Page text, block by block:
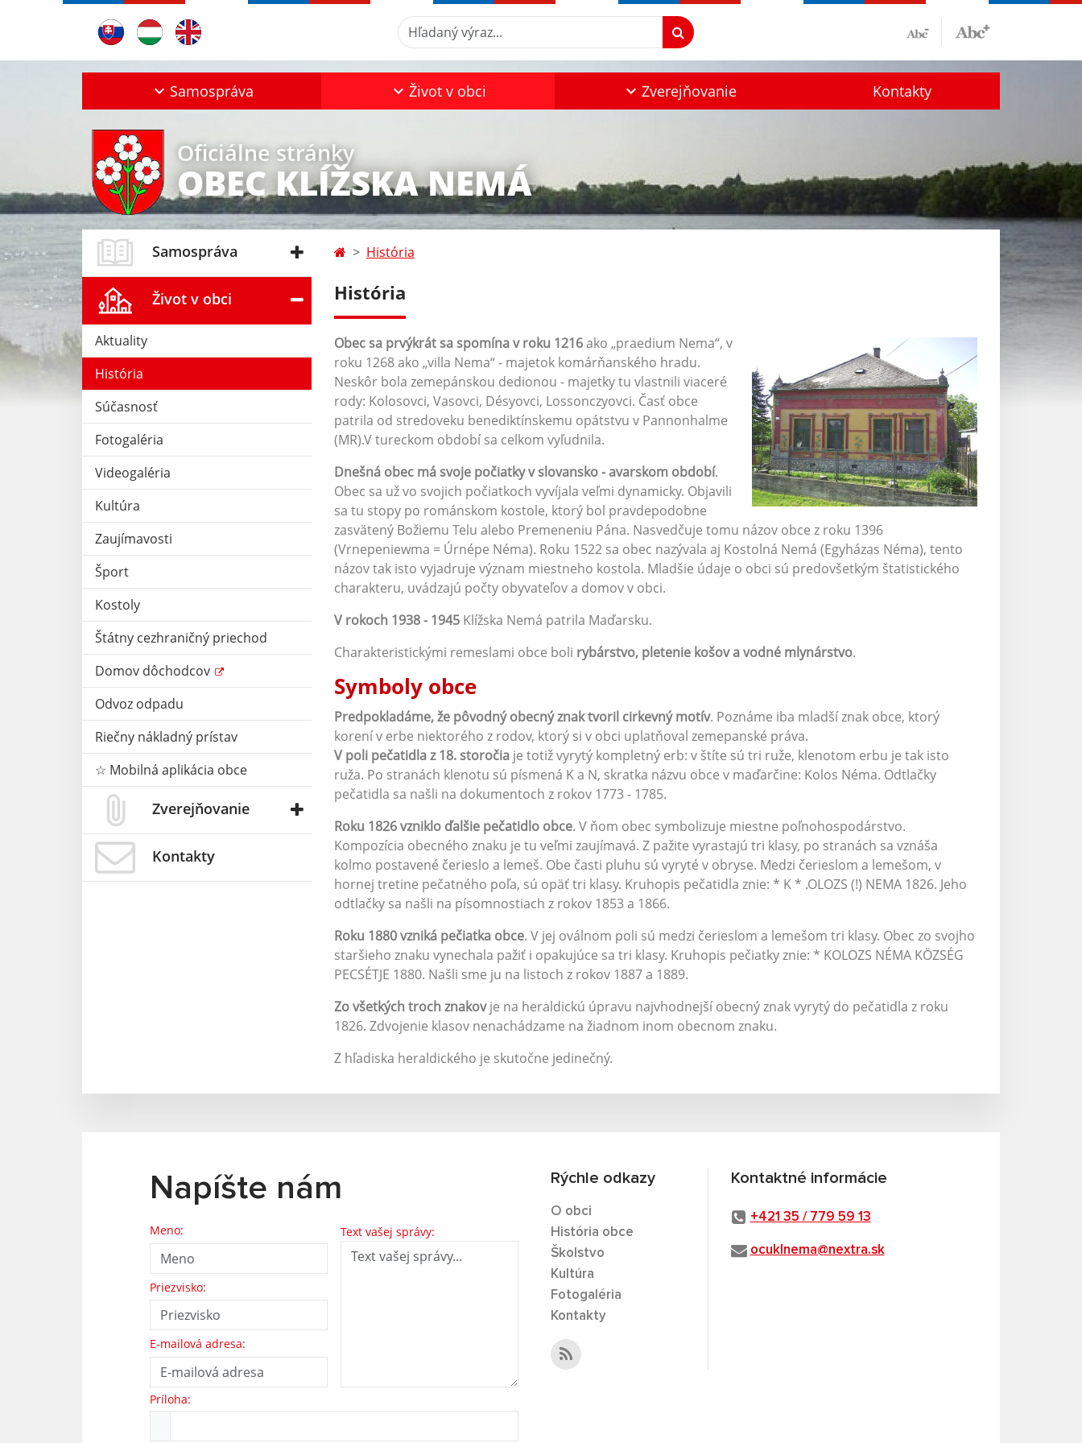
Hľadaný výraz...
Samospráva Život v obci Zverejňovanie Kontakty
Oficiálne stránky
OBEC KLÍŽSKA NEMÁ
Samospráva
Život v obci
Aktuality
História
Súčasnosť
Fotogaléria
Videogaléria
Kultúra
Zaujímavosti
Šport
Kostoly
Štátny cezhraničný priechod
Domov dôchodcov
Odvoz odpadu
Riečny nákladný prístav
☆ Mobilná aplikácia obce
Zverejňovanie
Kontakty
História
História
Obec sa prvýkrát sa spomína v roku 1216ako „praedium Nema“, v
roku 1268 ako „villa Nema“ - majetok komárňanského hradu.
Neskôr bola zemepánskou dedionou - majetky tu vlastnili viaceré
rody: Kolosovci, Vasovci, Désyovci, Lossonczyovci. Časť obce
patrila od stredoveku benediktínskemu opátstvu v Pannonhalme
(MR).V tureckom období sa celkom vyľudnila.
Dnešná obec má svoje počiatky v slovansko - avarskom období.
Obec sa už vo svojich počiatkoch vyvíjala veľmi dynamicky. Objavili
sa tu stopy po románskom kostole, ktorý bol pravdepodobne
zasvätený Božiemu Telu alebo Premeneniu Pána. Nasvedčuje tomu názov obce z roku 1396
(Vrnepeniewma = Úrnépe Néma). Roku 1522 sa obec nazývala aj Kostolná Nemá (Egyházas Néma), tento
názov tak isto vyjadruje význam miestneho kostola. Mladšie údaje o obci sú predovšetkým štatistického
charakteru, uvádzajú počty obyvateľov a domov v obci.
V rokoch 1938 - 1945 Klížska Nemá patrila Maďarsku.
Charakteristickými remeslami obce boli rybárstvo, pletenie košov a vodné mlynárstvo.
Symboly obce
Predpokladáme, že pôvodný obecný znak tvoril cirkevný motív. Poznáme iba mladší znak obce, ktorý
korení v erbe niektorého z rodov, ktorý si v obci uplatňoval zemepanské práva.
V poli pečatidla z 18. storočia je totiž vyrytý kompletný erb: v štíte sú tri ruže, klenotom erbu je tak isto
ruža. Po stranách klenotu sú písmená K a N, skratka názvu obce v maďarčine: Kolos Néma. Odtlačky
pečatidla sa našli na dokumentoch z rokov 1773 - 1785.
Roku 1826 vzniklo ďalšie pečatidlo obce. V ňom obec symbolizuje miestne poľnohospodárstvo.
Kompozícia obecného znaku je tu veľmi zaujímavá. Z pažite vyrastajú tri klasy, po stranách sa vznáša
kolmo postavené čerieslo a lemeš. Obe časti pluhu sú vyryté v obryse. Medzi čerieslom a lemešom, v
hornej tretine pečatného poľa, sú opäť tri klasy. Kruhopis pečatidla znie: * K * .OLOZS (!) NEMA 1826. Jeho
odtlačky sa našli na písomnostiach z rokov 1853 a 1866.
Roku 1880 vzniká pečiatka obce. V jej oválnom poli sú medzi čerieslom a lemešom tri klasy. Obec zo svojho
staršieho znaku vynechala pažiť i opakujúce sa tri klasy. Kruhopis pečiatky znie: * KOLOZS NÉMA KÖZSÉG
PECSÉTJE 1880. Našli sme ju na listoch z rokov 1887 a 1889.
Zo všetkých troch znakovje na heraldickú úpravu najvhodnejší obecný znak vyrytý do pečatidla z roku
1826. Zdvojenie klasov nenachádzame na žiadnom inom obecnom znaku.
Z hľadiska heraldického je skutočne jedinečný.
Napíšte nám
Meno:
Priezvisko:
E-mailová adresa:
Text vašej správy:
Príloha:
Rýchle odkazy
O obci
História obce
Školstvo
Kultúra
Fotogaléria
Kontakty
Kontaktné informácie
+421 35 / 779 59 13
ocuklnema@nextra.sk